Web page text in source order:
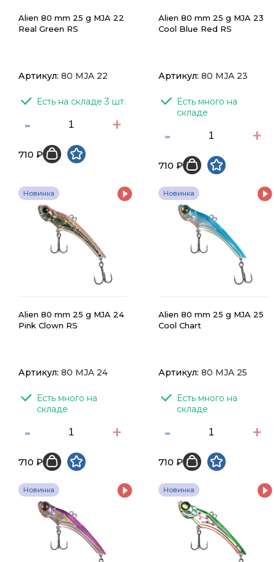
Alien 80 mm 25 g MJA 22
Real Green RS
Артикул: 80 MJA 22
Есть на складе 3 шт.
- +
710 ₽
Alien 80 mm 25 g MJA 23
Cool Blue Red RS
Артикул: 80 MJA 23
Есть много на
складе
- +
710 ₽
Новинка
Alien 80 mm 25 g MJA 24
Pink Clown RS
Артикул: 80 MJA 24
Есть много на
складе
- +
710 ₽
Новинка
Alien 80 mm 25 g MJA 25
Cool Chart
Артикул: 80 MJA 25
Есть много на
складе
- +
710 ₽
Новинка Новинка